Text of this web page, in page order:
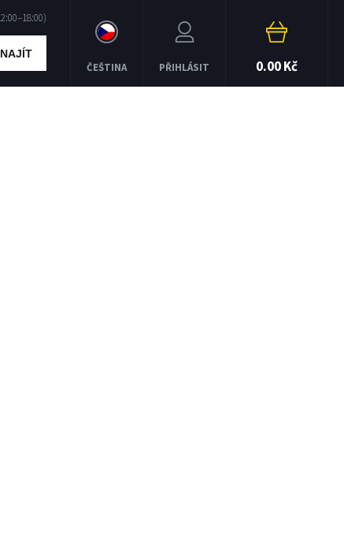
NAJÍT
ČEŠTINA PŘIHLÁSIT 0.00 Kč